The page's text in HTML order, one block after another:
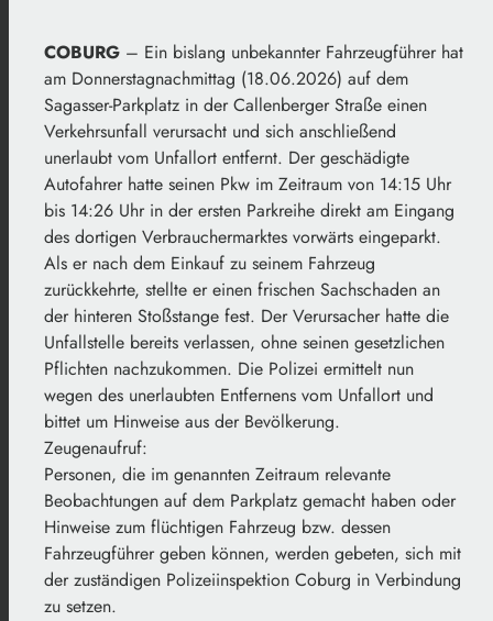
COBURG – Ein bislang unbekannter Fahrzeugführer hat
am Donnerstagnachmittag (18.06.2026) auf dem
Sagasser-Parkplatz in der Callenberger Straße einen
Verkehrsunfall verursacht und sich anschließend
unerlaubt vom Unfallort entfernt. Der geschädigte
Autofahrer hatte seinen Pkw im Zeitraum von 14:15 Uhr
bis 14:26 Uhr in der ersten Parkreihe direkt am Eingang
des dortigen Verbrauchermarktes vorwärts eingeparkt.
Als er nach dem Einkauf zu seinem Fahrzeug
zurückkehrte, stellte er einen frischen Sachschaden an
der hinteren Stoßstange fest. Der Verursacher hatte die
Unfallstelle bereits verlassen, ohne seinen gesetzlichen
Pflichten nachzukommen. Die Polizei ermittelt nun
wegen des unerlaubten Entfernens vom Unfallort und
bittet um Hinweise aus der Bevölkerung.
Zeugenaufruf:
Personen, die im genannten Zeitraum relevante
Beobachtungen auf dem Parkplatz gemacht haben oder
Hinweise zum flüchtigen Fahrzeug bzw. dessen
Fahrzeugführer geben können, werden gebeten, sich mit
der zuständigen Polizeiinspektion Coburg in Verbindung
zu setzen.